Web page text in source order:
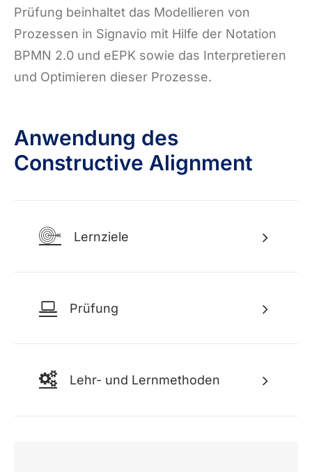
Prüfung beinhaltet das Modellieren von
Prozessen in Signavio mit Hilfe der Notation
BPMN 2.0 und eEPK sowie das Interpretieren
und Optimieren dieser Prozesse.
Anwendung des
Constructive Alignment
Lernziele
Prüfung
Lehr- und Lernmethoden